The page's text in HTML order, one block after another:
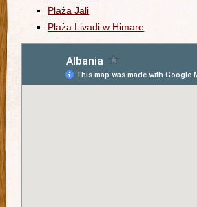
Plaża Jali
Plaża Livadi w Himare